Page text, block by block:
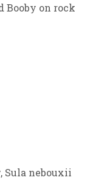
Booby on rock
Sula nebouxii